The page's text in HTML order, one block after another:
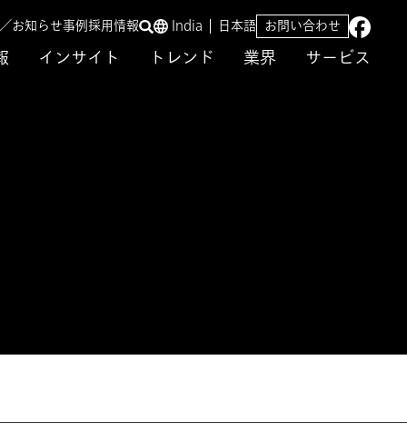
インサイト トレンド 業界 サービス
お知らせ事例採用情報 India 日本語 お問い合わせ